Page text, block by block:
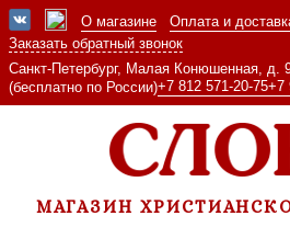
О магазине Оплата и
Заказать обратный звонок
Санкт-Петербург, Малая Конюшенная, д.
(бесплатно по России)+7 812 571-20-75+7
МАГАЗИН